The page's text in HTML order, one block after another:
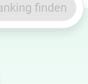
finden